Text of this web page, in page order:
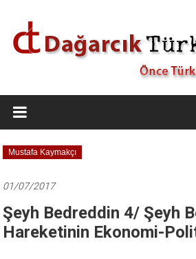
Dağarcık
Türkiye
Önce
Türkiye
Mustafa Kaymakçı
01/07/2017
Şeyh Bedreddin 4/ Şeyh
Hareketinin Ekonomi-